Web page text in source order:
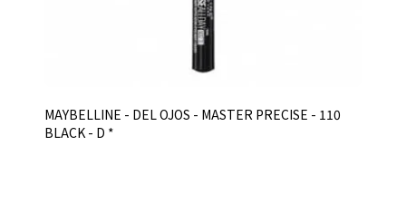
MAYBELLINE - DEL OJOS - MASTER PRECISE - 110
BLACK - D *